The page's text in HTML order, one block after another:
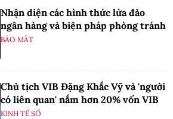
Nhận diện các hình thức lừa đảo
ngân hàng và biện pháp phòng tránh
BẢO MẬT
Chủ tịch VIB Đặng Khắc Vỹ và 'người
có liên quan' nắm hơn 20% vốn VIB
KINH TẾ SỐ